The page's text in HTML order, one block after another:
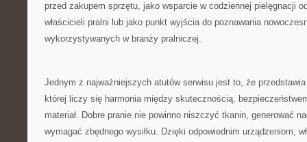
przed zakupem sprzętu, jako wsparcie w codziennej pielęgnacji
właścicieli pralni lub jako punkt wyjścia do poznawania
wykorzystywanych w branży pralniczej.
Jednym z najważniejszych atutów serwisu jest to, że
której liczy się harmonia między skutecznością,
materiał. Dobre pranie nie powinno niszczyć tkanin, generować
wymagać zbędnego wysiłku. Dzięki odpowiednim urządzeniom,